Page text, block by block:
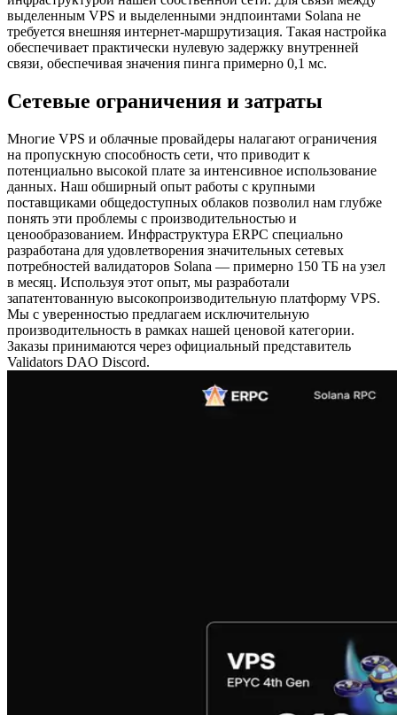
выделенным VPS и выделенными эндпоинтами Solana не
требуется внешняя интернет-маршрутизация. Такая настройка
обеспечивает практически нулевую задержку внутренней
связи, обеспечивая значения пинга примерно 0,1 мс.
Сетевые ограничения и затраты
Многие VPS и облачные провайдеры налагают ограничения
на пропускную способность сети, что приводит к
потенциально высокой плате за интенсивное использование
данных. Наш обширный опыт работы с крупными
поставщиками общедоступных облаков позволил нам глубже
понять эти проблемы с производительностью и
ценообразованием. Инфраструктура ERPC специально
разработана для удовлетворения значительных сетевых
потребностей валидаторов Solana — примерно 150 ТБ на узел
в месяц. Используя этот опыт, мы разработали
запатентованную высокопроизводительную платформу VPS.
Мы с уверенностью предлагаем исключительную
производительность в рамках нашей ценовой категории.
Заказы принимаются через официальный представитель
Validators DAO Discord.